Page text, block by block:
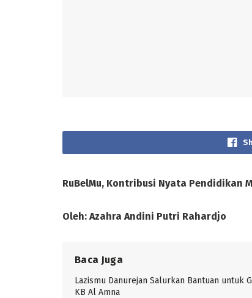
RuBelMu, Kontribusi Nyata Pendidikan
Oleh: Azahra Andini Putri Rahardjo
Baca Juga
Lazismu Danurejan Salurkan Bantuan untuk
KB Al Amna